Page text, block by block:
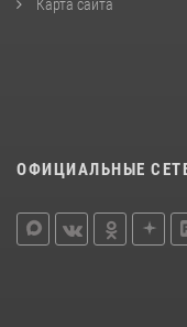
Карта сайта
ОФИЦИАЛЬНЫЕ